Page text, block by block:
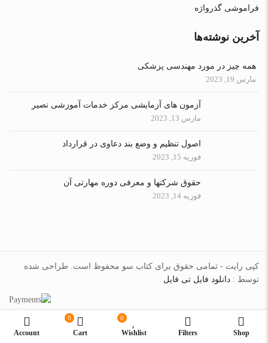
فراموشی گذرواژه
آخرین نوشته‌ها
همه چیز در مورد مهندسی پزشکی
مارس 19, 2023
آزمون های آزمایشی مرکز خدمات آموزشی نصیر
مارس 13, 2023
اصول تنظیم و وضع بند دعاوی در قرارداد
فوریه 15, 2023
حقوق شرکتها و معرفی دوره مهارتی آن
فوریه 14, 2023
کپی رایت - تمامی حقوق برای کتاب سو محفوظ است. طراحی شده
توسط : دانلود فایل تی فایل
Shop
Filters
0
Wishlist
0
Cart
Account